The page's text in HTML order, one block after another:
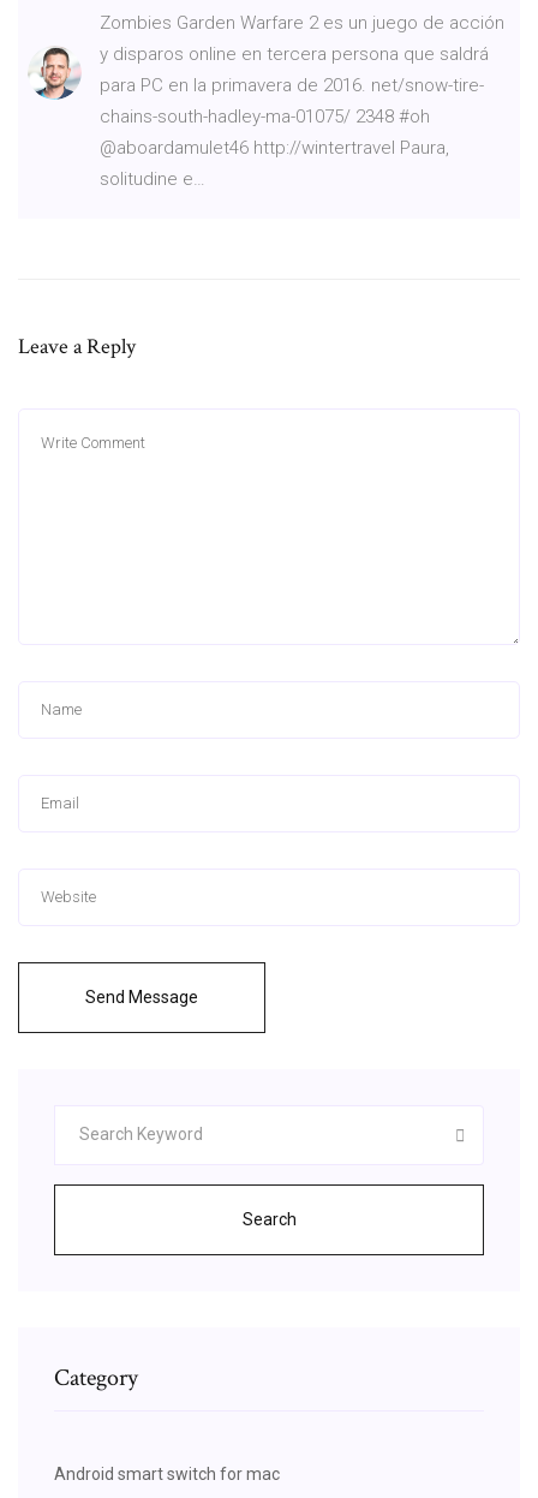
Zombies Garden Warfare 2 es un juego de acción
y disparos online en tercera persona que saldrá
para PC en la primavera de 2016. net/snow-tire-
chains-south-hadley-ma-01075/ 2348 #oh
@aboardamulet46 http://wintertravel Paura,
solitudine e…
Leave a Reply
Send Message
Search
Category
Android smart switch for mac